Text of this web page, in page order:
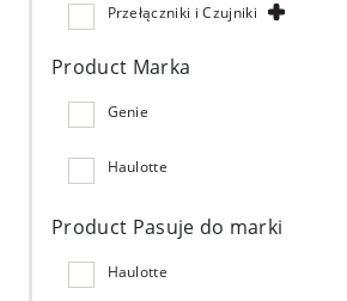
Przełączniki i Czujniki
Product Marka
Genie
Haulotte
Product Pasuje do marki
Haulotte